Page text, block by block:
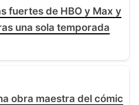
fuertes de HBO y Max y
una sola temporada
obra maestra del cómic